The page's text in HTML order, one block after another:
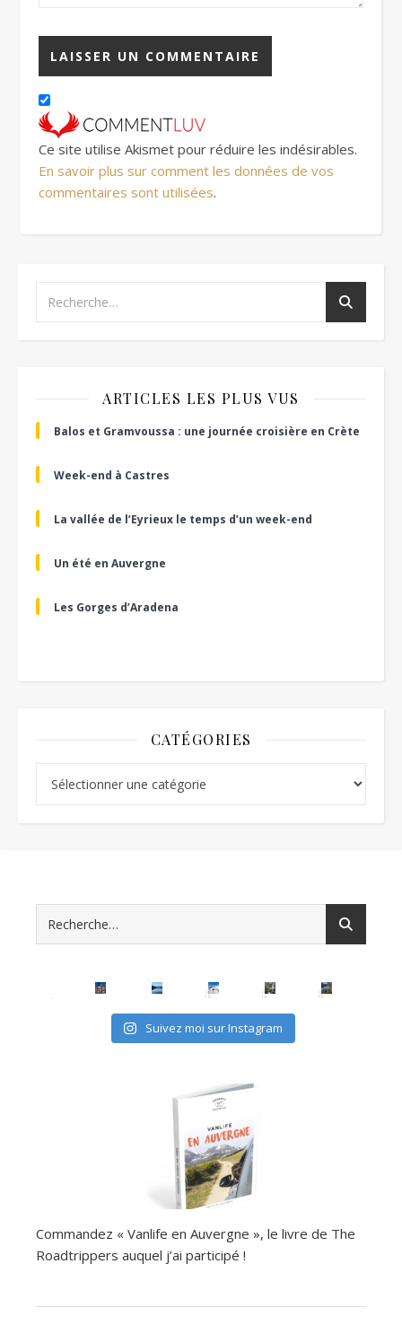
Ce site utilise Akismet pour réduire les indésirables.
En savoir plus sur comment les données de vos
commentaires sont utilisées.
ARTICLES LES PLUS VUS
Balos et Gramvoussa : une journée croisière en Crète
Week-end à Castres
La vallée de l’Eyrieux le temps d’un week-end
Un été en Auvergne
Les Gorges d’Aradena
CATÉGORIES
Suivez moi sur Instagram
Commandez « Vanlife en Auvergne », le livre de The
Roadtrippers auquel j’ai participé !